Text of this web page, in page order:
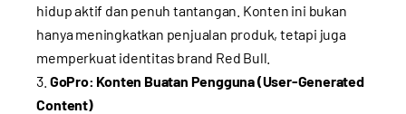
hidup aktif dan penuh tantangan. Konten ini bukan
hanya meningkatkan penjualan produk, tetapi juga
memperkuat identitas brand Red Bull.
GoPro: Konten Buatan Pengguna (User-Generated
Content)